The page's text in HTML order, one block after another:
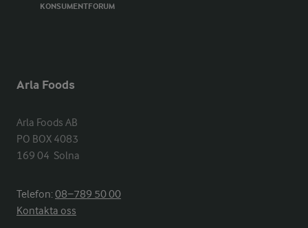
KONSUMENTFORUM
Arla Foods
Arla Foods AB
PO BOX 4083
169 04  Solna
Telefon:08−789 50 00
Kontakta oss